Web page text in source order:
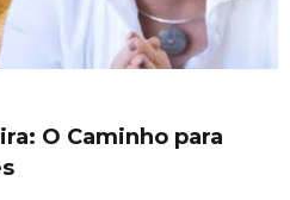
O Caminho para